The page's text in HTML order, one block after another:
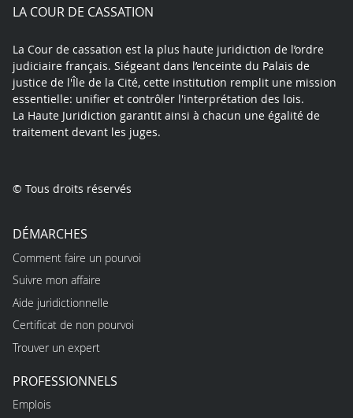
LA COUR DE CASSATION
La Cour de cassation est la plus haute juridiction de l’ordre
judiciaire français. Siégeant dans l’enceinte du Palais de
justice de l'Île de la Cité, cette institution remplit une mission
essentielle: unifier et contrôler l'interprétation des lois.
La Haute Juridiction garantit ainsi à chacun une égalité de
traitement devant les juges.
© Tous droits réservés
DÉMARCHES
Comment faire un pourvoi
Suivre mon affaire
Aide juridictionnelle
Certificat de non pourvoi
Trouver un expert
PROFESSIONNELS
Emplois